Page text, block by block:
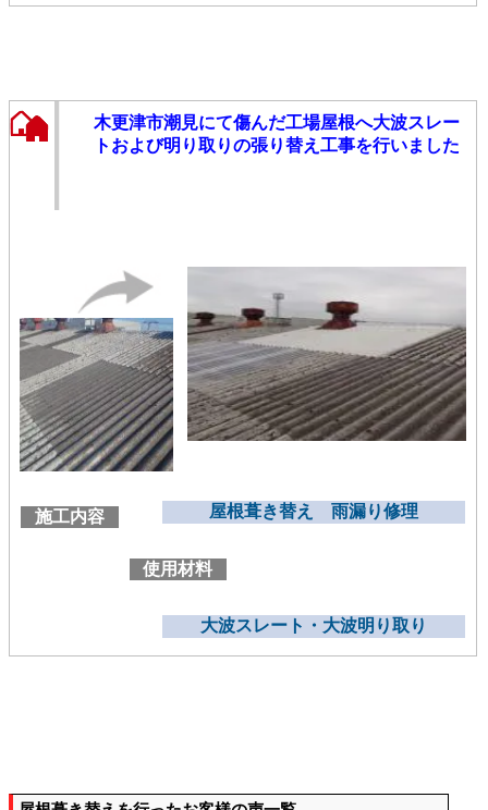
木更津市潮見にて傷んだ工場屋根へ大波スレー
トおよび明り取りの張り替え工事を行いました
施工内容 屋根葺き替え 雨漏り修理
使用材料
大波スレート・大波明り取り